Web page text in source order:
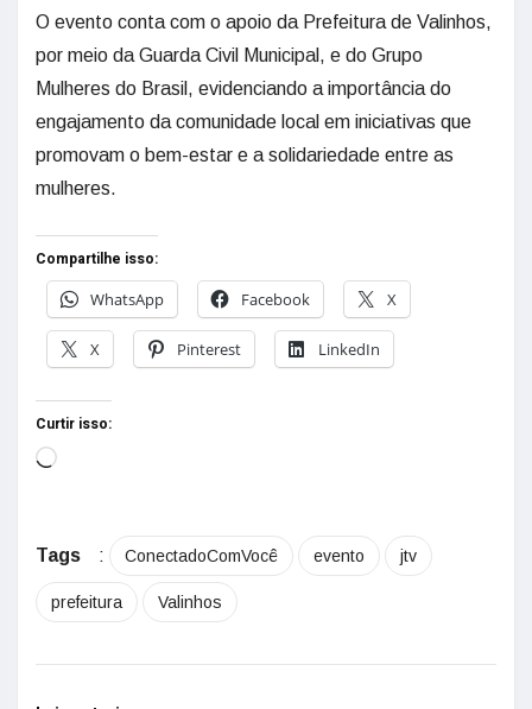
O evento conta com o apoio da Prefeitura de Valinhos,
por meio da Guarda Civil Municipal, e do Grupo
Mulheres do Brasil, evidenciando a importância do
engajamento da comunidade local em iniciativas que
promovam o bem-estar e a solidariedade entre as
mulheres.
Compartilhe isso:
WhatsApp
Facebook X
X Pinterest LinkedIn
Curtir isso:
Tags : ConectadoComVocê evento jtv
prefeitura Valinhos